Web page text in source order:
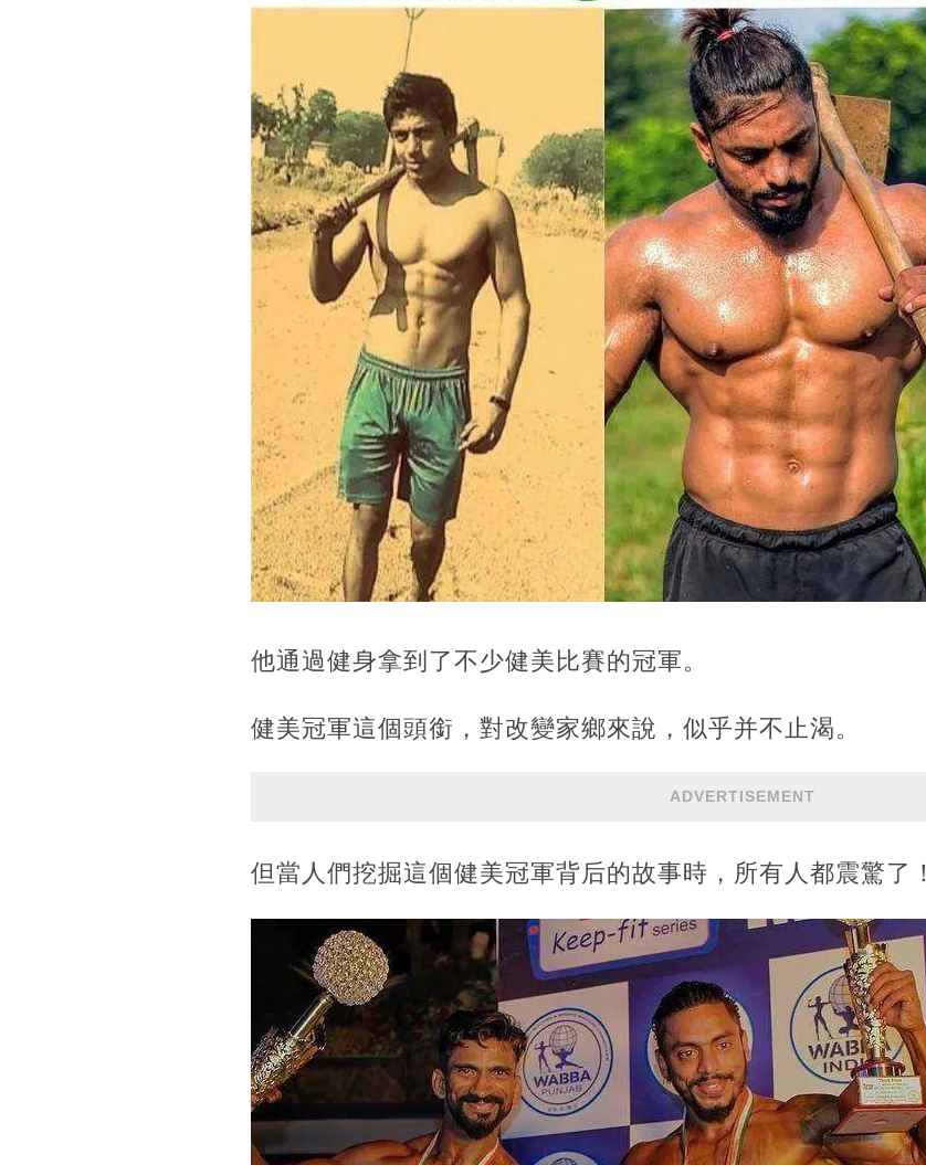
他通過健身拿到了不少健美比賽的冠軍。
健美冠軍這個頭銜，對改變家鄉來說，似乎并不止渴。
ADVERTISEMENT
但當人們挖掘這個健美冠軍背后的故事時，所有人都震驚了！